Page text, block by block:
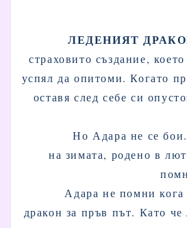
ЛЕДЕНИЯТ
страховито създание,
успял да опитоми. Когато
оставя след себе си
Но Адара не се
на зимата, родено в
Адара не помни кога
дракон за пръв път. Като че